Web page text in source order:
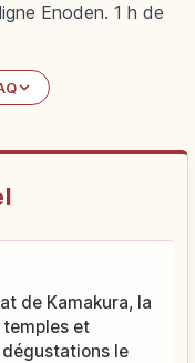
Enoden. 1 h de
de Kamakura, la
et
le